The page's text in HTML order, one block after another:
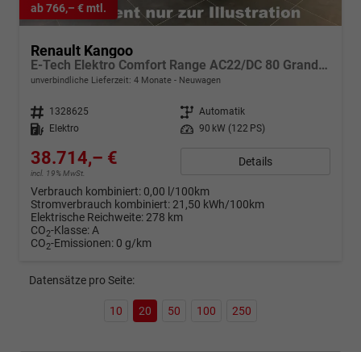
ab 766,– € mtl.
Renault Kangoo
E-Tech Elektro Comfort Range AC22/DC 80 Grand Tech
unverbindliche Lieferzeit: 4 Monate Neuwagen
Fahrzeugnr. 1328625 Getriebe Automatik
Kraftstoff
Elektro Leistung 90 kW (122 PS)
38.714,– €
incl. 19% MwSt.
Details
Verbrauch kombiniert: 0,00 l/100km
Stromverbrauch kombiniert: 21,50 kWh/100km
Elektrische Reichweite: 278 km
CO2-Klasse:A
CO2-Emissionen: 0 g/km
Datensätze pro Seite:
10 20 50 100 250